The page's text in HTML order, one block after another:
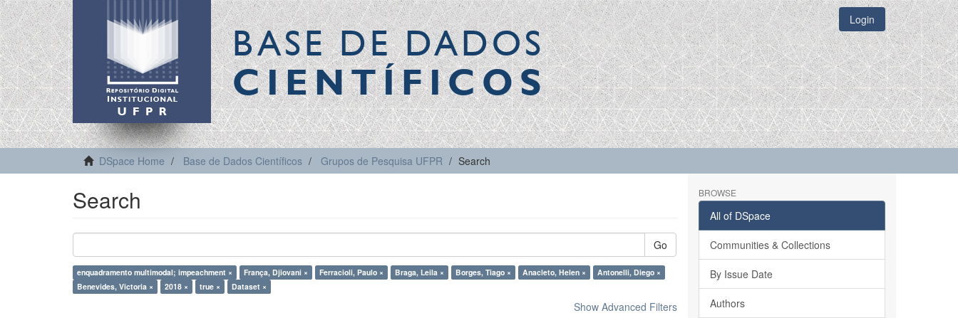
BASE DE DADOS
CIENTÍFICOS
Login
DSpace Home Base de Dados Científicos Grupos de Pesquisa UFPR Search
Search
Go
enquadramento multimodal; impeachment × França, Djiovani × Ferracioli, Paulo × Braga, Leila × Borges, Tiago × Anacleto, Helen ×
Antonelli, Diego ×
Benevides, Victoria ×
2018 × true × Dataset ×
Show Advanced Filters
BROWSE
All of DSpace
Communities & Collections
By Issue Date
Authors